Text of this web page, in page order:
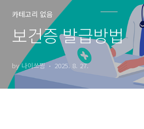
카테고리 없음
보건증 발급방법
by 나이쓰찡 2025. 8. 27.